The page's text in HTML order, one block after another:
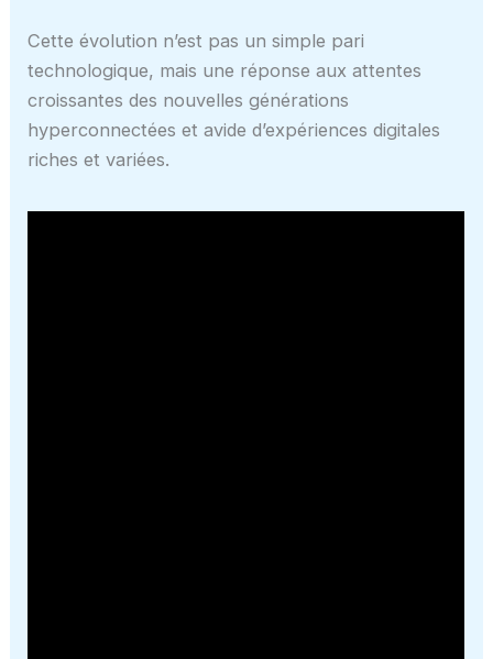
Cette évolution n’est pas un simple pari
technologique, mais une réponse aux attentes
croissantes des nouvelles générations
hyperconnectées et avide d’expériences digitales
riches et variées.